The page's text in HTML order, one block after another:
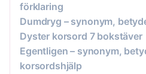
förklaring
Dumdryg – synonym,
Dyster korsord 7 bokstäver
Egentligen – synonym,
korsordshjälp